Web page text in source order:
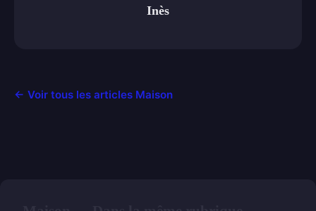
Inès
← Voir tous les articles Maison